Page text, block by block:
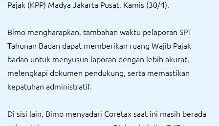
Pajak (KPP) Madya Jakarta Pusat, Kamis (30/4).
Bimo mengharapkan, tambahan waktu pelaporan SPT
Tahunan Badan dapat memberikan ruang Wajib Pajak
badan untuk menyusun laporan dengan lebih akurat,
melengkapi dokumen pendukung, serta memastikan
kepatuhan administratif.
Di sisi lain, Bimo menyadari Coretax saat ini masih berada